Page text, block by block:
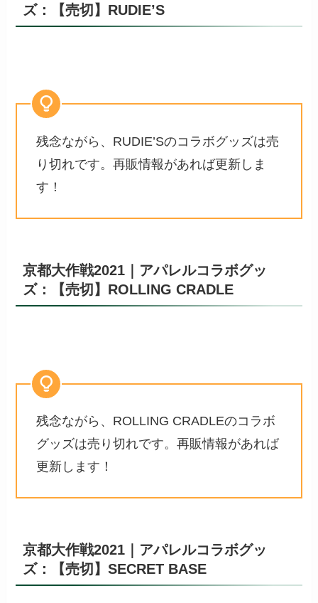
ズ：【売切】RUDIE’S
残念ながら、RUDIE’Sのコラボグッズは売
り切れです。再販情報があれば更新しま
す！
京都大作戦2021｜アパレルコラボグッ
ズ：【売切】ROLLING CRADLE
残念ながら、ROLLING CRADLEのコラボ
グッズは売り切れです。再販情報があれば
更新します！
京都大作戦2021｜アパレルコラボグッ
ズ：【売切】SECRET BASE